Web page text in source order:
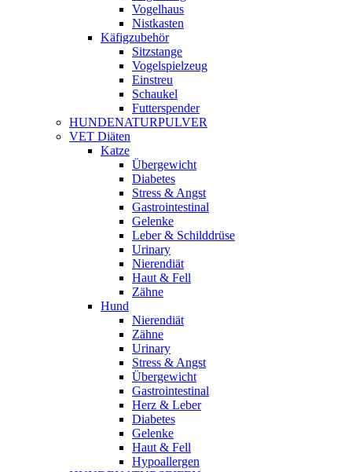
Vogelhaus
Nistkasten
Käfigzubehör
Sitzstange
Vogelspielzeug
Einstreu
Schaukel
Futterspender
HUNDENATURPULVER
VET Diäten
Katze
Übergewicht
Diabetes
Stress & Angst
Gastrointestinal
Gelenke
Leber & Schilddrüse
Urinary
Nierendiät
Haut & Fell
Zähne
Hund
Nierendiät
Zähne
Urinary
Stress & Angst
Übergewicht
Gastrointestinal
Herz & Leber
Diabetes
Gelenke
Haut & Fell
Hypoallergen